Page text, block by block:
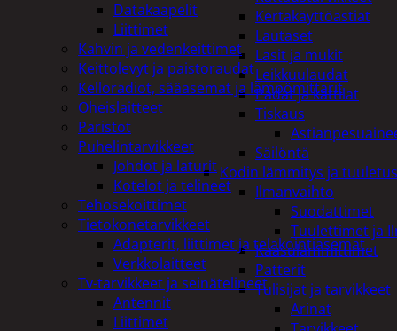
Kertakäyttöastiat
Lautaset
Lasit ja mukit
Leikkuulaudat
Padat ja kattilat
Tiskaus
Säilöntä
Kodin lämmitys ja tuuletus
Ilmanvaihto
Suodattimet
Tuulettimet ja
Kaasulämmittimet
Patterit
Tulisijat ja tarvikkeet
Arinat
Datakaapelit
Liittimet
Kahvin ja vedenkeittimet
Keittolevyt ja paistoraudat
Kelloradiot, sääasemat ja lämpömittarit
Oheislaitteet
Paristot
Puhelintarvikkeet
Johdot ja laturit
Kotelot ja telineet
Tehosekoittimet
Tietokonetarvikkeet
Adapterit, liittimet ja telakointiasemat
Verkkolaitteet
Tv-tarvikkeet ja seinätelineet
Antennit
Liittimet